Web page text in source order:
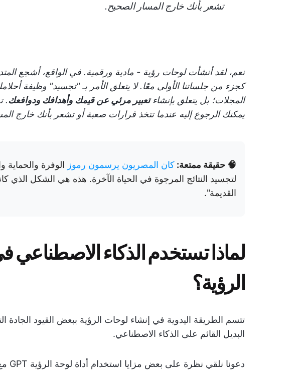
تشعر بأنك خارج المسار الصحيح.
نعم، لقد أنشأت لوحات رؤية - مادية ورقمية. في الواقع، أشجع
كجزء من جلساتنا الأولى معًا. لا يتعلق الأمر بـ "تجسيد" وظيفة
المجلات؛ بل يتعلق بإنشاءتعبير مرئي عن قيمك وأهدافك ودوافعك.
يمكنك الرجوع إليه عندما تتخذ قرارات صعبة أو تشعر بأنك خارج
🧠 حقيقة ممتعة: كان المصريون يرسمون رموز الوفرة والحماية
لتجسيد النتائج المرجوة في الحياة الآخرة. هذه هي الشكل الذي
القديمة".
لماذا تستخدم الذكاء
الرؤية؟
تتسم الطريقة اليدوية في إنشاء لوحات الرؤية ببعض القيود
البديل القائم على الذكاء الاصطناعي.
دعونا نلقي نظرة على بعض مزايا استخدام أداة لوحة الرؤية GPT مع الذكاء الاصطناعي: